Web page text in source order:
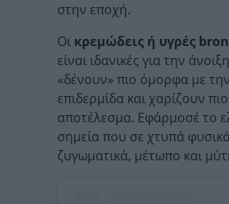
στην εποχή.
Οι κρεμώδεις ή υγρές
είναι ιδανικές για την
«δένουν» πιο όμορφα με την
επιδερμίδα και χαρίζουν
αποτέλεσμα. Εφάρμοσέ το
σημεία που σε χτυπά
ζυγωματικά, μέτωπο και